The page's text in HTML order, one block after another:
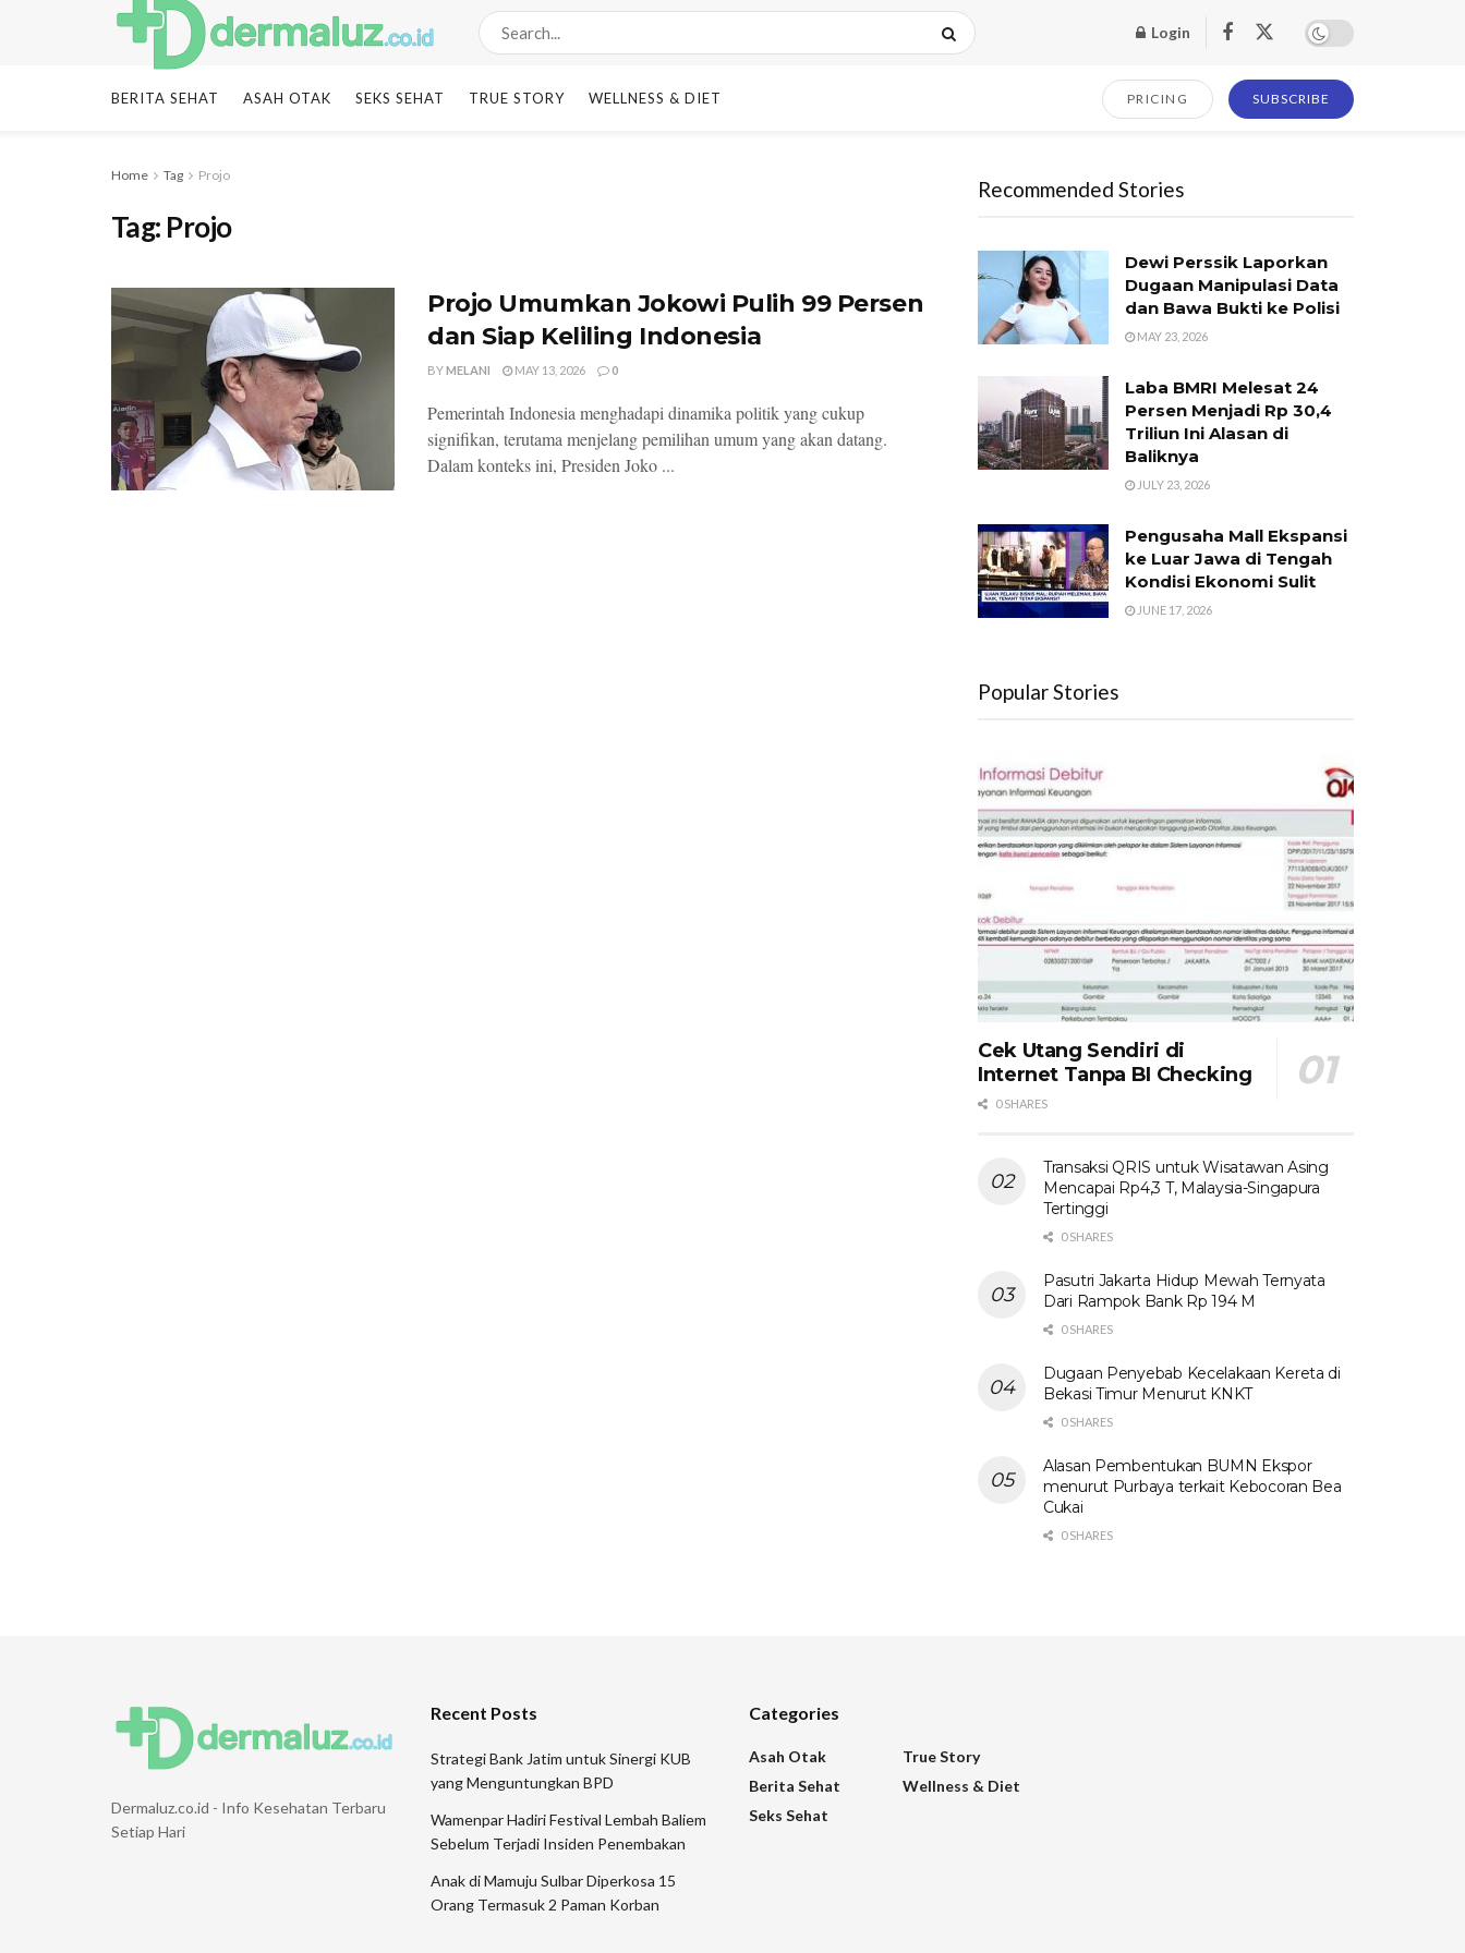
Login
BERITA SEHAT ASAH OTAK SEKS SEHAT TRUE STORY WELLNESS & DIET PRICING SUBSCRIBE
Home Tag Projo
Tag: Projo
Projo Umumkan Jokowi Pulih 99 Persen
dan Siap Keliling Indonesia
BYMELANI MAY 13, 2026 0
Pemerintah Indonesia menghadapi dinamika politik yang cukup
signifikan, terutama menjelang pemilihan umum yang akan datang.
Dalam konteks ini, Presiden Joko ...
Recommended Stories
Dewi Perssik Laporkan
Dugaan Manipulasi Data
dan Bawa Bukti ke Polisi
MAY 23, 2026
Laba BMRI Melesat 24
Persen Menjadi Rp 30,4
Triliun Ini Alasan di
Baliknya
JULY 23, 2026
Pengusaha Mall Ekspansi
ke Luar Jawa di Tengah
Kondisi Ekonomi Sulit
JUNE 17, 2026
Popular Stories
Cek Utang Sendiri di
Internet Tanpa BI Checking
0 SHARES
Transaksi QRIS untuk Wisatawan Asing
Mencapai Rp4,3 T, Malaysia-Singapura
Tertinggi
0 SHARES
Pasutri Jakarta Hidup Mewah Ternyata
Dari Rampok Bank Rp 194 M
0 SHARES
Dugaan Penyebab Kecelakaan Kereta di
Bekasi Timur Menurut KNKT
0 SHARES
Alasan Pembentukan BUMN Ekspor
menurut Purbaya terkait Kebocoran Bea
Cukai
0 SHARES
Dermaluz.co.id - Info Kesehatan Terbaru
Setiap Hari
Recent Posts
Strategi Bank Jatim untuk Sinergi KUB
yang Menguntungkan BPD
Wamenpar Hadiri Festival Lembah Baliem
Sebelum Terjadi Insiden Penembakan
Anak di Mamuju Sulbar Diperkosa 15
Orang Termasuk 2 Paman Korban
Categories
Asah Otak
Berita Sehat
Seks Sehat
True Story
Wellness & Diet